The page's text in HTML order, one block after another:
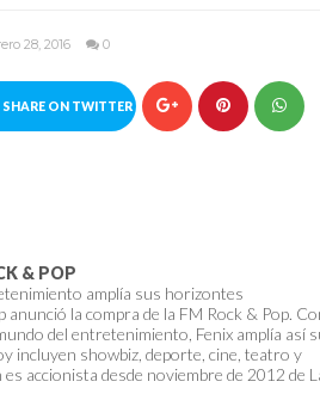
28, 2016 0
SHARE ON TWITTER
& POP
amplía sus horizontes
la compra de la FM Rock & Pop.
del entretenimiento, Fenix amplía así
incluyen showbiz, deporte, cine, teatro y
accionista desde noviembre de 2012 de